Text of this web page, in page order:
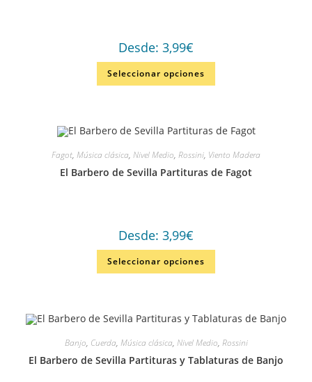
Desde: 3,99€
Seleccionar opciones
Fagot, Música clásica, Nivel Medio, Rossini, Viento Madera
El Barbero de Sevilla Partituras de Fagot
Desde: 3,99€
Seleccionar opciones
Banjo, Cuerda, Música clásica, Nivel Medio, Rossini
El Barbero de Sevilla Partituras y Tablaturas de Banjo